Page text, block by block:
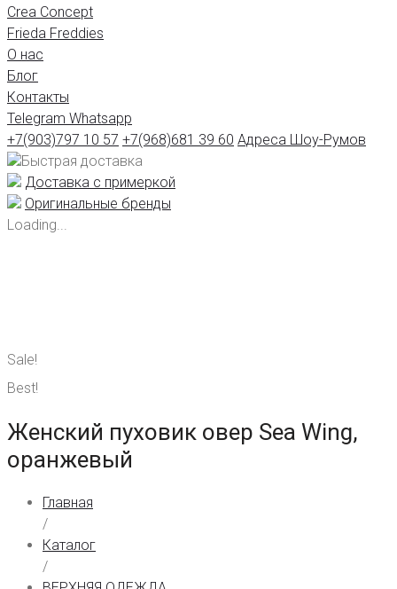
Crea Concept
Frieda Freddies
О нас
Блог
Контакты
Telegram Whatsapp
+7(903)797 10 57 +7(968)681 39 60 Адреса Шоу-Румов
Быстрая доставка
Доставка с примеркой
Оригинальные бренды
Loading...
Sale!
Best!
Женский пуховик овер Sea Wing,
оранжевый
Главная
/
Каталог
/